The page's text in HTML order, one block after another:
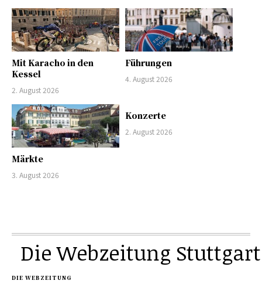
Mit Karacho in den
Kessel
2. August 2026
Führungen
4. August 2026
Märkte
3. August 2026
Konzerte
2. August 2026
Die Webzeitung Stuttgart
DIE WEBZEITUNG